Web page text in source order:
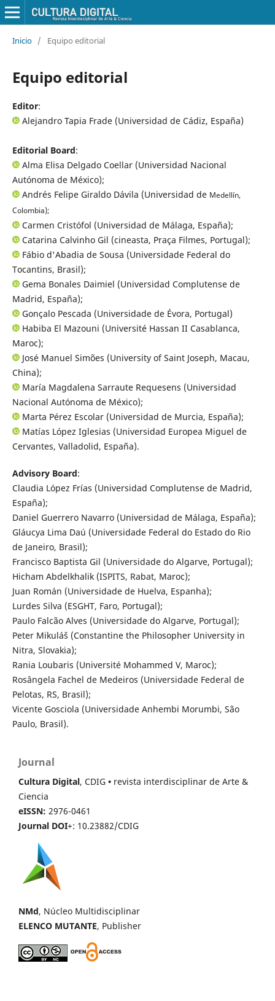
Inicio / Equipo editorial
Equipo editorial
Editor:
Alejandro Tapia Frade (Universidad de Cádiz, España)
Editorial Board:
Alma Elisa Delgado Coellar (Universidad Nacional
Autónoma de México);
Andrés Felipe Giraldo Dávila (Universidad de Medellín,
Colombia);
Carmen Cristófol (Universidad de Málaga, España);
Catarina Calvinho Gil (cineasta, Praça Filmes, Portugal);
Fábio d'Abadia de Sousa (Universidade Federal do
Tocantins, Brasil);
Gema Bonales Daimiel (Universidad Complutense de
Madrid, España);
Gonçalo Pescada (Universidade de Évora, Portugal)
Habiba El Mazouni (Université Hassan II Casablanca,
Maroc);
José Manuel Simões (University of Saint Joseph, Macau,
China);
María Magdalena Sarraute Requesens (Universidad
Nacional Autónoma de México);
Marta Pérez Escolar (Universidad de Murcia, España);
Matías López Iglesias (Universidad Europea Miguel de
Cervantes, Valladolid, España).
Advisory Board:
Claudia López Frías (Universidad Complutense de Madrid,
España);
Daniel Guerrero Navarro (Universidad de Málaga, España);
Gláucya Lima Daú (Universidade Federal do Estado do Rio
de Janeiro, Brasil);
Francisco Baptista Gil (Universidade do Algarve, Portugal);
Hicham Abdelkhalik (ISPITS, Rabat, Maroc);
Juan Román (Universidade de Huelva, Espanha);
Lurdes Silva (ESGHT, Faro, Portugal);
Paulo Falcão Alves (Universidade do Algarve, Portugal);
Peter Mikuláš (Constantine the Philosopher University in
Nitra, Slovakia);
Rania Loubaris (Université Mohammed V, Maroc);
Rosângela Fachel de Medeiros (Universidade Federal de
Pelotas, RS, Brasil);
Vicente Gosciola (Universidade Anhembi Morumbi, São
Paulo, Brasil).
Journal
Cultura Digital, CDIG • revista interdisciplinar de Arte &
Ciencia
eISSN: 2976-0461
Journal DOI+: 10.23882/CDIG
NMd, Núcleo Multidisciplinar
ELENCO MUTANTE, Publisher